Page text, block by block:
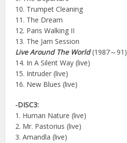
10. Trumpet Cleaning
11. The Dream
12. Paris Walking II
13. The Jam Session
Live Around The World(1987～91)
14. In A Silent Way (live)
15. Intruder (live)
16. New Blues (live)
-DISC3:
1. Human Nature (live)
2. Mr. Pastorius (live)
3. Amandla (live)